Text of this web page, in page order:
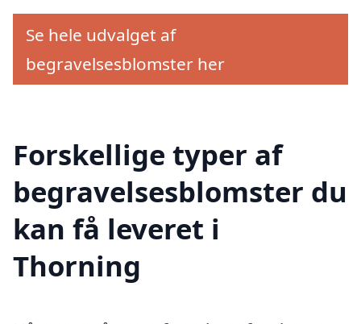
Se hele udvalget af
begravelsesblomster her
Forskellige typer af
begravelsesblomster du
kan få leveret i
Thorning